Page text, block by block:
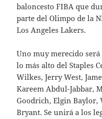
baloncesto FIBA que
parte del Olimpo de la
Los Angeles Lakers.
Uno muy merecido será
lo más alto del Staples
Wilkes, Jerry West,
Kareem Abdul-Jabbar,
Goodrich, Elgin Baylor,
Bryant. Se unirá a los